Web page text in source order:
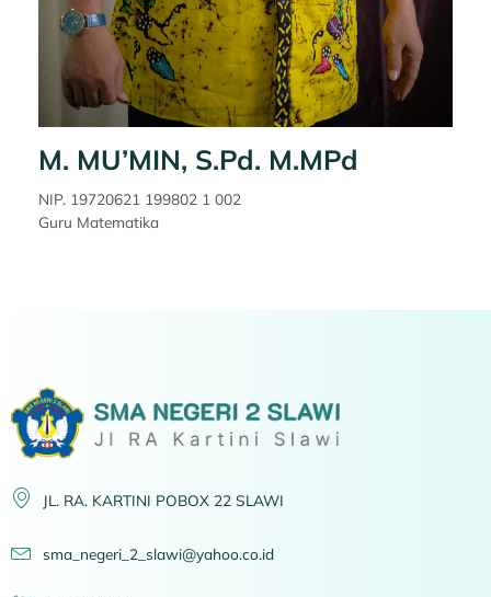
M. MU’MIN, S.Pd. M.MPd
NIP. 19720621 199802 1 002
Guru Matematika
JL. RA. KARTINI POBOX 22 SLAWI
sma_negeri_2_slawi@yahoo.co.id